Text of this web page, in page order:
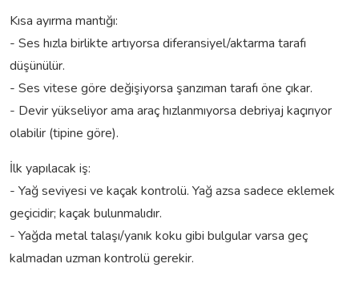
Kısa ayırma mantığı:
- Ses hızla birlikte artıyorsa diferansiyel/aktarma tarafı
düşünülür.
- Ses vitese göre değişiyorsa şanzıman tarafı öne çıkar.
- Devir yükseliyor ama araç hızlanmıyorsa debriyaj kaçırıyor
olabilir (tipine göre).
İlk yapılacak iş:
- Yağ seviyesi ve kaçak kontrolü. Yağ azsa sadece eklemek
geçicidir; kaçak bulunmalıdır.
- Yağda metal talaşı/yanık koku gibi bulgular varsa geç
kalmadan uzman kontrolü gerekir.